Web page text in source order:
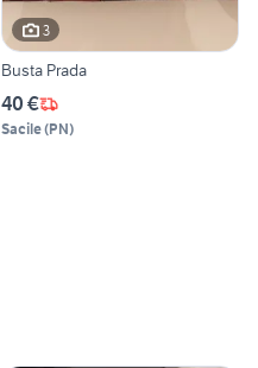
3
Busta Prada
40 €
Sacile(PN)